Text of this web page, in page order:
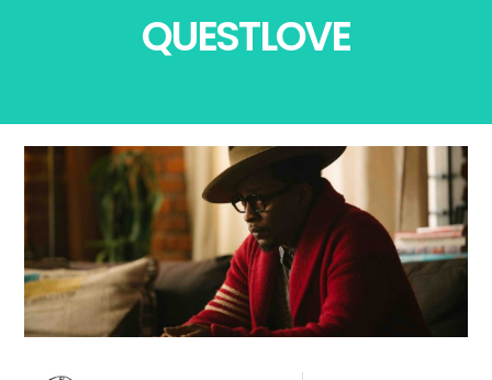
QUESTLOVE